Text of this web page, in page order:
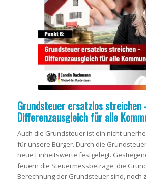
Grundsteuer ersatzlos streichen
Differenzausgleich für alle
Auch die Grundsteuer ist ein nicht
für unsere Bürger. Durch die
neue Einheitswerte festgelegt.
feuern die Steuermessbeträge, die
Berechnung der Grundsteuer sind, noch